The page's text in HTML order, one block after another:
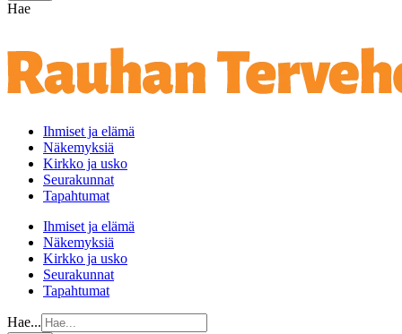
Hae
Ihmiset ja elämä
Näkemyksiä
Kirkko ja usko
Seurakunnat
Tapahtumat
Ihmiset ja elämä
Näkemyksiä
Kirkko ja usko
Seurakunnat
Tapahtumat
Hae...